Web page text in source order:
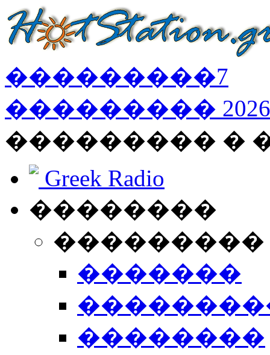
���������7
��������� 2026
��������� �
Greek Radio
��������
�������
��������